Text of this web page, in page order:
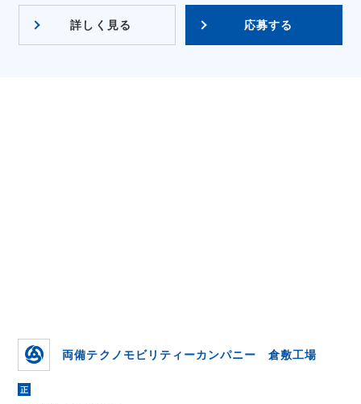
詳しく見る 応募する
両備テクノモビリティーカンパニー 倉敷工場
正